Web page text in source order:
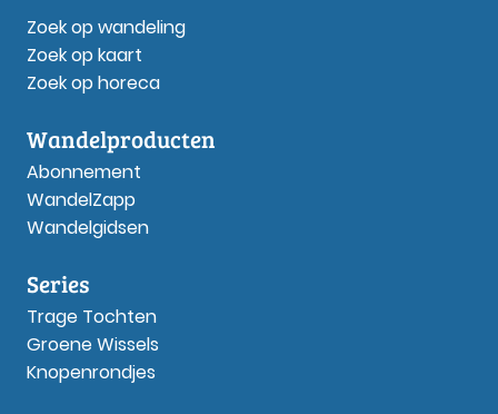
Zoek op wandeling
Zoek op kaart
Zoek op horeca
Wandelproducten
Abonnement
WandelZapp
Wandelgidsen
Series
Trage Tochten
Groene Wissels
Knopenrondjes